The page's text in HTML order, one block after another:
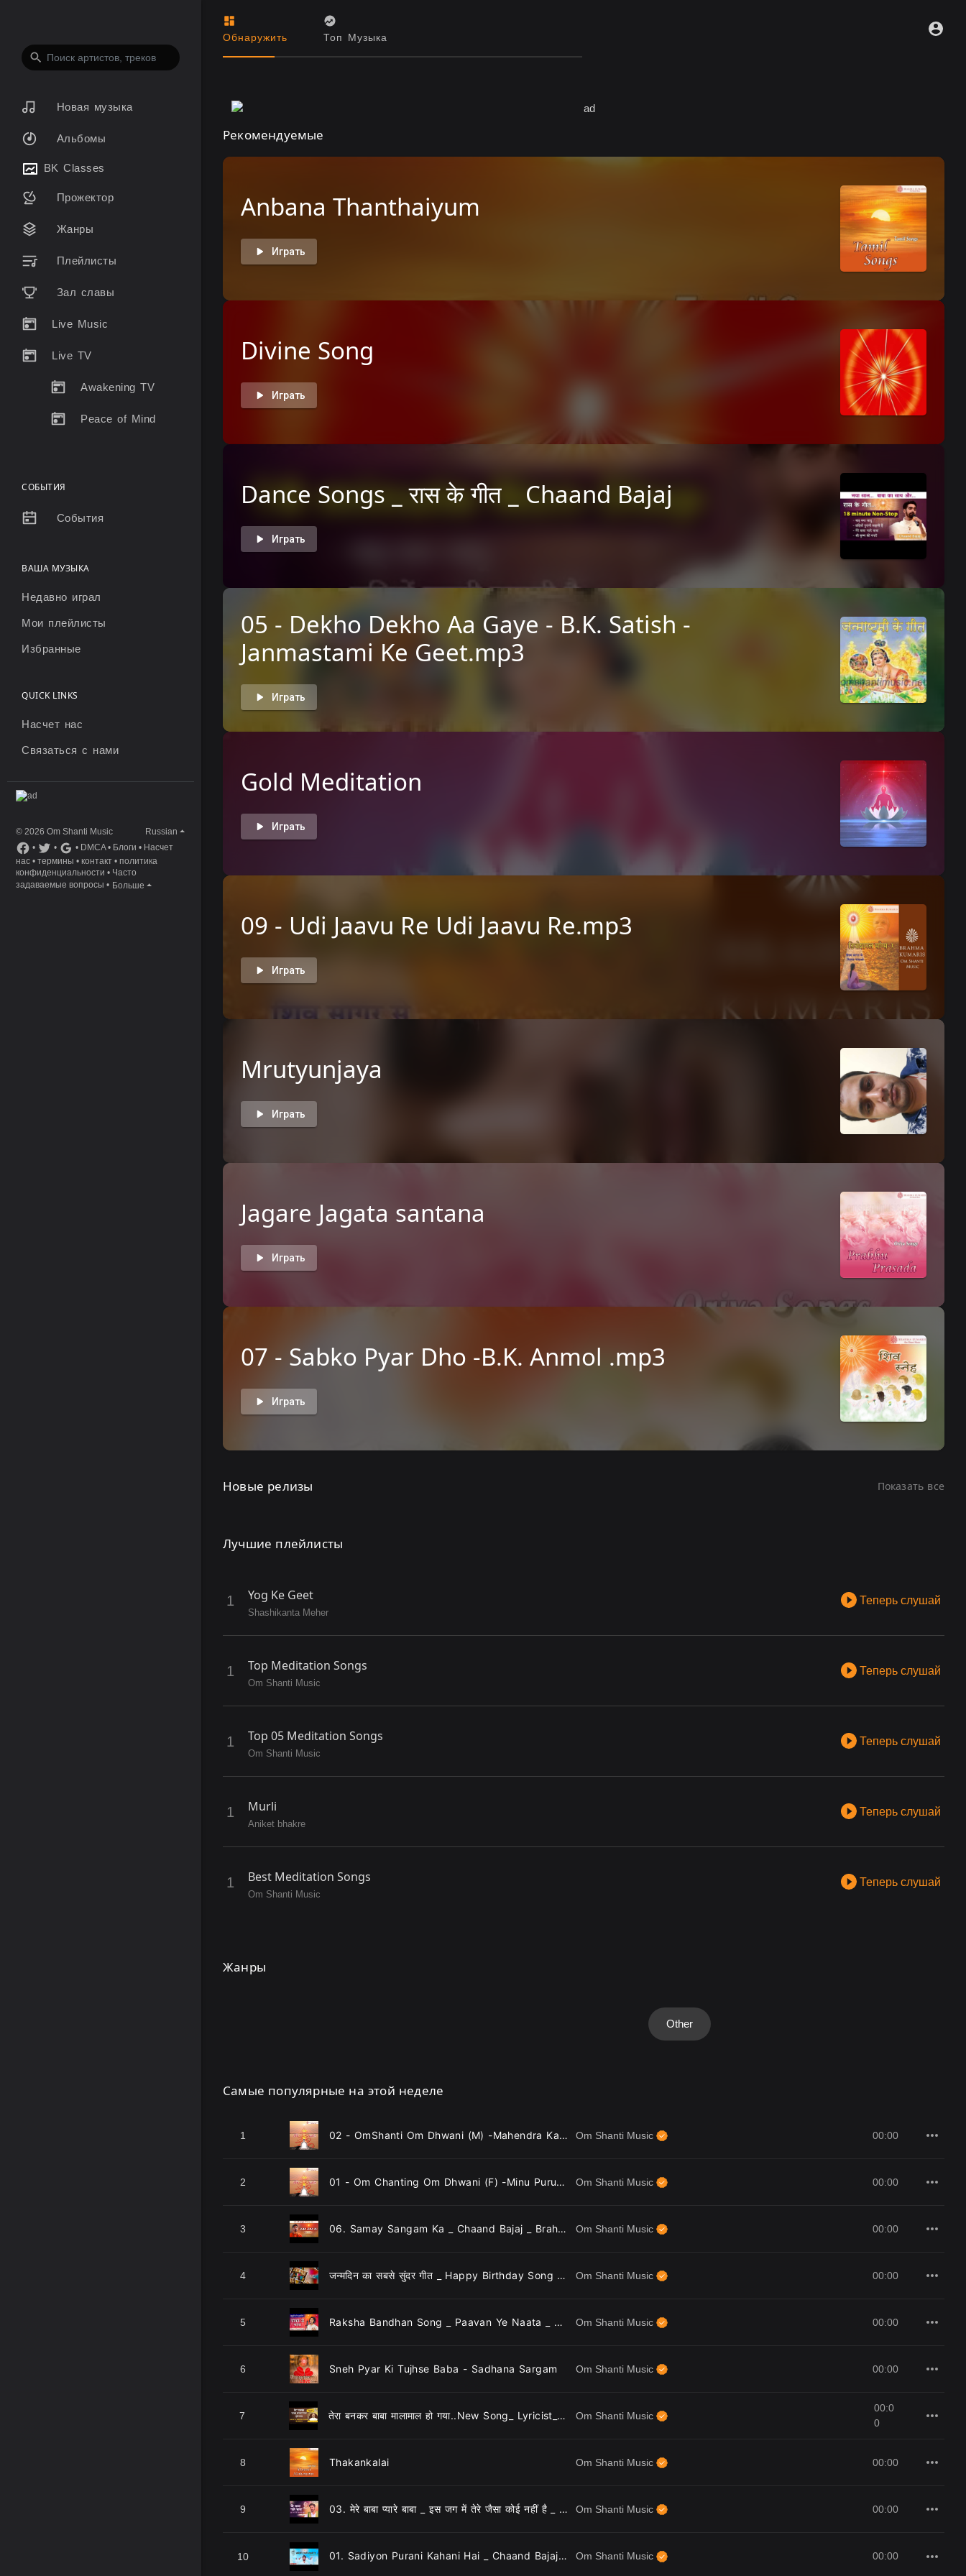
Новая музыка
Альбомы
BK Classes
Прожектор
Жанры
Плейлисты
Зал славы
Live Music
Live TV
Awakening TV
Peace of Mind
СОБЫТИЯ
События
ВАША МУЗЫКА
Недавно играл
Мои плейлисты
Избранные
QUICK LINKS
Насчет нас
Связаться с нами
© 2026 Om Shanti Music
Russian
•
• • DMCA• Блоги • Насчет
нас • термины • контакт • политика
конфиденциальности • Часто
задаваемые вопросы • Больше
Обнаружить Топ Музыка
Рекомендуемые
Anbana Thanthaiyum
Играть
Divine Song
Играть
Dance Songs _ रास के गीत _ Chaand Bajaj
Играть
05 - Dekho Dekho Aa Gaye - B.K. Satish -
Janmastami Ke Geet.mp3
Играть
Gold Meditation
Играть
09 - Udi Jaavu Re Udi Jaavu Re.mp3
Играть
Mrutyunjaya
Играть
Jagare Jagata santana
Играть
07 - Sabko Pyar Dho -B.K. Anmol .mp3
Играть
Новые релизы Показать все
Лучшие плейлисты
Yog Ke Geet
Shashikanta Meher
Теперь слушай
Top Meditation Songs
Om Shanti Music
Теперь слушай
Top 05 Meditation Songs
Om Shanti Music
Теперь слушай
Murli
Aniket bhakre
Теперь слушай
Best Meditation Songs
Om Shanti Music
Теперь слушай
Жанры
Other
Самые популярные на этой неделе
1 02 - OmShanti Om Dhwani (M) -Mahendra Kapoor .mp3 Om Shanti Music 00:00
2 01 - Om Chanting Om Dhwani (F) -Minu Purushottam .mp3 Om Shanti Music 00:00
3 06. Samay Sangam Ka _ Chaand Bajaj _ Brahmakumaris _ New Bk Songs _ 13 Om Shanti Music 00:00
4 जन्मदिन का सबसे सुंदर गीत _ Happy Birthday Song _ Chaand Bajaj Om Shanti Music 00:00
5 Raksha Bandhan Song _ Paavan Ye Naata _ Sisters Song _ 07 Om Shanti Music 00:00
6 Sneh Pyar Ki Tujhse Baba - Sadhana Sargam Om Shanti Music 00:00
7 तेरा बनकर बाबा मालामाल हो गया..New Song_ Lyricist_ BK CA Lalit Inani, Music & Singer_ Ashish Inamdar Om Shanti Music
00:0
0
8 Thakankalai Om Shanti Music 00:00
9 03. मेरे बाबा प्यारे बाबा _ इस जग में तेरे जैसा कोई नहीं है _ BK Dance Song _ Mere Baba Pyare Baba _ 06 Om Shanti Music 00:00
10 01. Sadiyon Purani Kahani Hai _ Chaand Bajaj _ New BK Song _ सदियों पुरानी कहानी है _ 04 Om Shanti Music 00:00